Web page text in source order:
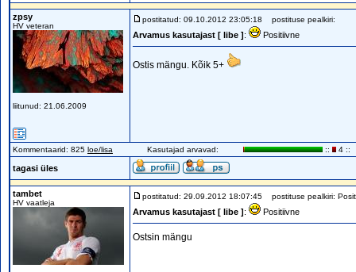
zpsy
HV veteran
liitunud: 21.06.2009
postitatud: 09.10.2012 23:05:18 postituse pealkiri:
Arvamus kasutajast [ libe ]: Positiivne
Ostis mängu. Kõik 5+
Kommentaarid: 825 loe/lisa Kasutajad arvavad: :: 4 ::
tagasi üles
tambet
HV vaatleja
postitatud: 29.09.2012 18:07:45 postituse pealkiri:
Arvamus kasutajast [ libe ]: Positiivne
Ostsin mängu